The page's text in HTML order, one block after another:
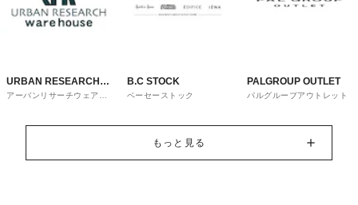
URBAN RESEARCH
ware house
アーバンリサーチウェアハ
B.C STOCK
ベーセーストック
PALGROUP OUTLET
パルグループアウトレット
もっと見る